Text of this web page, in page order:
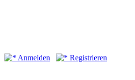
Anmelden
Registrieren